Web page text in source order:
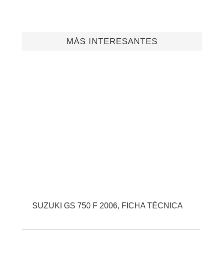
MÁS INTERESANTES
SUZUKI GS 750 F 2006, FICHA TÉCNICA